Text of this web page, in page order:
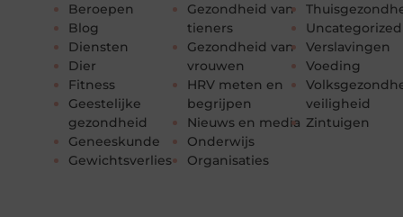
Beroepen
Blog
Diensten
Dier
Fitness
Geestelijke
gezondheid
Geneeskunde
Gewichtsverlies
Gezondheid van
tieners
Gezondheid van
vrouwen
HRV meten en
begrijpen
Nieuws en media
Onderwijs
Organisaties
Uncategorized
Verslavingen
Voeding
veiligheid
Zintuigen